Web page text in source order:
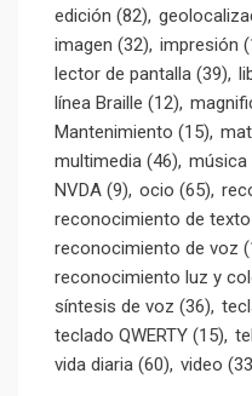
edición (82)
imagen (32) impresión
lector de pantalla (39)
línea Braille (12)
Mantenimiento (15)
multimedia (46) música
NVDA (9) ocio (65)
reconocimiento de texto
reconocimiento de voz
reconocimiento luz y
síntesis de voz (36)
teclado QWERTY (15)
vida diaria (60) video